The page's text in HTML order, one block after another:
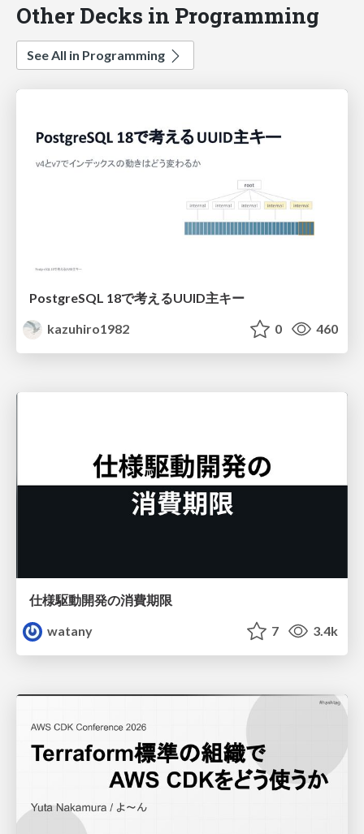
Other Decks in Programming
See All in Programming
PostgreSQL 18で考えるUUID主キー
kazuhiro1982
0 460
仕様駆動開発の消費期限
watany
7 3.4k